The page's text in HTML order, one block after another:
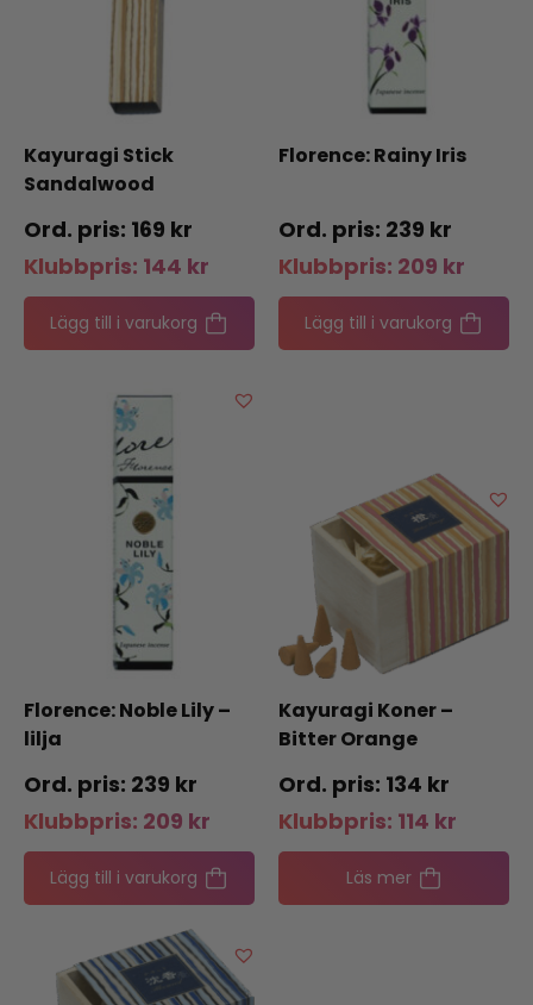
Kayuragi Stick
Sandalwood
169 kr
Klubbpris: 144 kr
Lägg till i varukorg
Florence: Rainy Iris
239 kr
Klubbpris: 209 kr
Lägg till i varukorg
Florence: Noble Lily –
lilja
239 kr
Klubbpris: 209 kr
Lägg till i varukorg
Kayuragi Koner –
Bitter Orange
134 kr
Klubbpris: 114 kr
Läs mer